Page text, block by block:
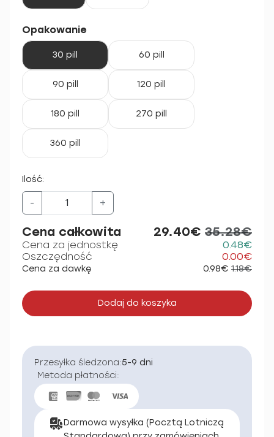
Opakowanie
30 pill 60 pill
90 pill 120 pill
180 pill 270 pill
360 pill
Ilość:
- +
Cena całkowita 29.40€ 35.28€
Cena za jednostkę
0.48€
Oszczędność
0.00€
Cena za dawkę 0.98€ 1.18€
Dodaj do koszyka
Przesyłka śledzona:5-9 dni
Metoda płatności:
Darmowa wysyłka (Pocztą Lotniczą